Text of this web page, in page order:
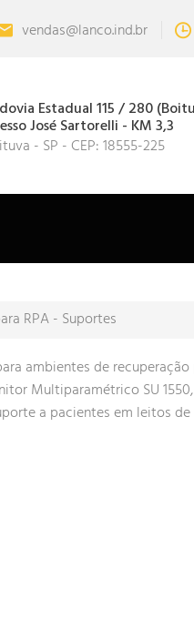
vendas@lanco.ind.br
Estadual 115 / 280
José Sartorelli - KM 3,3
- SP - CEP: 18555-225
RPA - Suportes
ambientes de
Multiparamétrico SU
a pacientes em leitos de